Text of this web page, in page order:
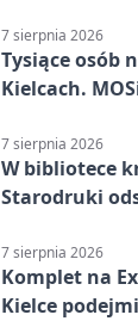
7 sierpnia 2026
Tysiące osób
Kielcach.
7 sierpnia 2026
W bibliotece
Starodruki
7 sierpnia 2026
Komplet na
Kielce